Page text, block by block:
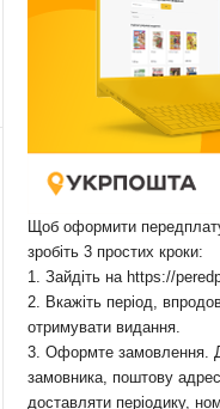
Щоб оформити
зробіть 3 простих кроки:
1. Зайдіть на https://
2. Вкажіть період,
отримувати видання.
3. Оформте замовлення.
замовника, поштову
доставляти періодику,